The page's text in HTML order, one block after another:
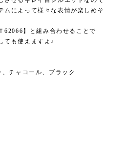
ムによって様々な表情が楽しめそ
62066】と組み合わせることで
ても使えますよ♩
チャコール、ブラック